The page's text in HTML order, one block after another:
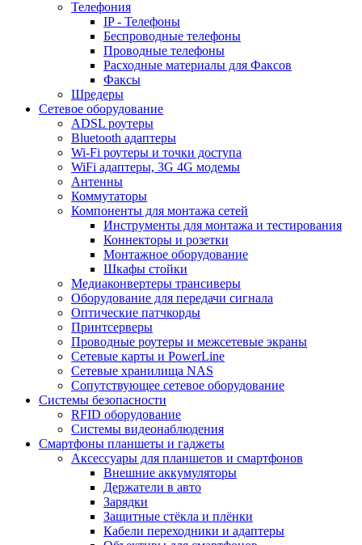
Телефония
IP - Телефоны
Беспроводные телефоны
Проводные телефоны
Расходные материалы для Факсов
Факсы
Шредеры
Сетевое оборудование
ADSL роутеры
Bluetooth адаптеры
Wi-Fi роутеры и точки доступа
WiFi адаптеры, 3G 4G модемы
Антенны
Коммутаторы
Компоненты для монтажа сетей
Инструменты для монтажа и тестирования
Коннекторы и розетки
Монтажное оборудование
Шкафы стойки
Медиаконвертеры трансиверы
Оборудование для передачи сигнала
Оптические патчкорды
Принтсерверы
Проводные роутеры и межсетевые экраны
Сетевые карты и PowerLine
Сетевые хранилища NAS
Сопутствующее сетевое оборудование
Системы безопасности
RFID оборудование
Системы видеонаблюдения
Смартфоны планшеты и гаджеты
Аксессуары для планшетов и смартфонов
Внешние аккумуляторы
Держатели в авто
Зарядки
Защитные стёкла и плёнки
Кабели переходники и адаптеры